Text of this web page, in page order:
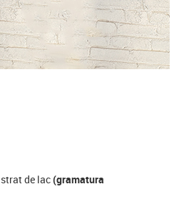
de lac(gramatura